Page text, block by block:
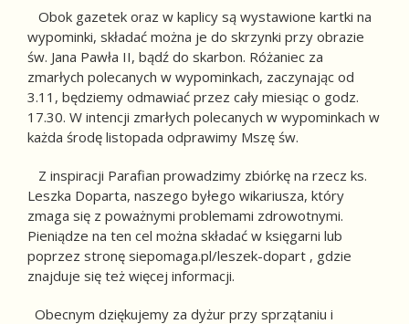
Obok gazetek oraz w kaplicy są wystawione kartki na
wypominki, składać można je do skrzynki przy obrazie
św. Jana Pawła II, bądź do skarbon. Różaniec za
zmarłych polecanych w wypominkach, zaczynając od
3.11, będziemy odmawiać przez cały miesiąc o godz.
17.30. W intencji zmarłych polecanych w wypominkach w
każda środę listopada odprawimy Mszę św.
Z inspiracji Parafian prowadzimy zbiórkę na rzecz ks.
Leszka Doparta, naszego byłego wikariusza, który
zmaga się z poważnymi problemami zdrowotnymi.
Pieniądze na ten cel można składać w księgarni lub
poprzez stronę siepomaga.pl/leszek-dopart , gdzie
znajduje się też więcej informacji.
Obecnym dziękujemy za dyżur przy sprzątaniu i